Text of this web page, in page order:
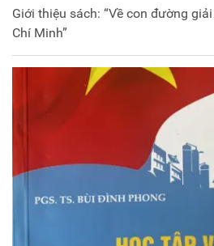
Giới thiệu sách: “Về con đường
Chí Minh”